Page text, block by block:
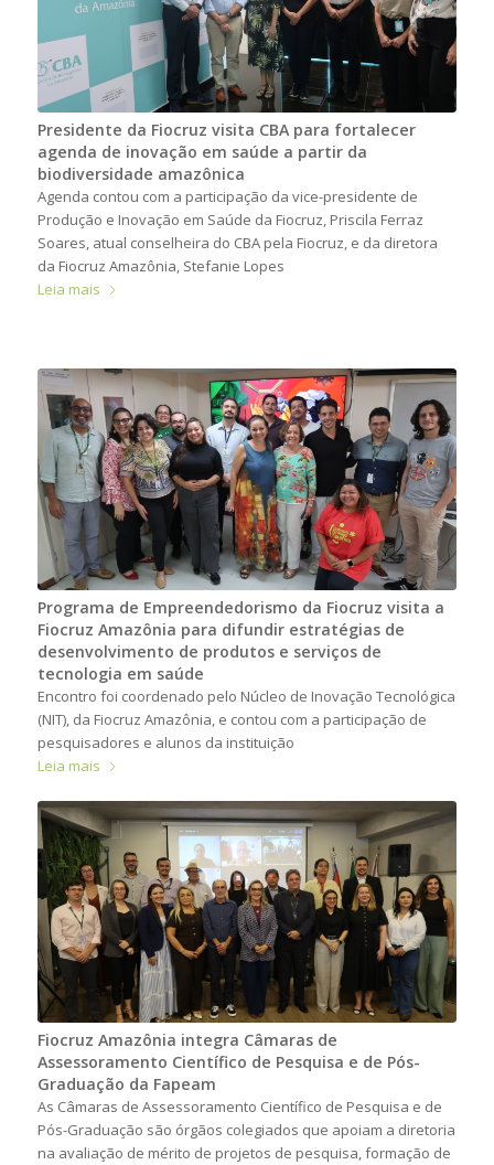
Presidente da Fiocruz visita CBA para fortalecer
agenda de inovação em saúde a partir da
biodiversidade amazônica
Agenda contou com a participação da vice-presidente de
Produção e Inovação em Saúde da Fiocruz, Priscila Ferraz
Soares, atual conselheira do CBA pela Fiocruz, e da diretora
da Fiocruz Amazônia, Stefanie Lopes
Leia mais
Programa de Empreendedorismo da Fiocruz visita a
Fiocruz Amazônia para difundir estratégias de
desenvolvimento de produtos e serviços de
tecnologia em saúde
Encontro foi coordenado pelo Núcleo de Inovação Tecnológica
(NIT), da Fiocruz Amazônia, e contou com a participação de
pesquisadores e alunos da instituição
Leia mais
Fiocruz Amazônia integra Câmaras de
Assessoramento Científico de Pesquisa e de Pós-
Graduação da Fapeam
As Câmaras de Assessoramento Científico de Pesquisa e de
Pós-Graduação são órgãos colegiados que apoiam a diretoria
na avaliação de mérito de projetos de pesquisa, formação de